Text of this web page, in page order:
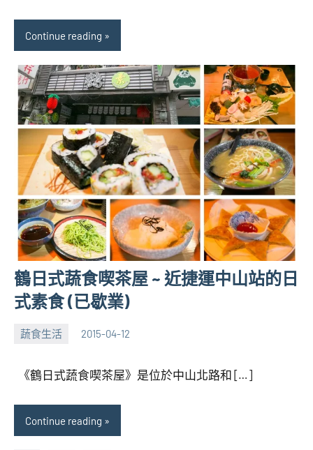
Continue reading
鶴日式蔬食喫茶屋 ~ 近捷運中山站的日
式素食 (已歇業)
蔬食生活 2015-04-12
張
No
《鶴日式蔬食喫茶屋》是位於中山北路和 […]
Continue reading